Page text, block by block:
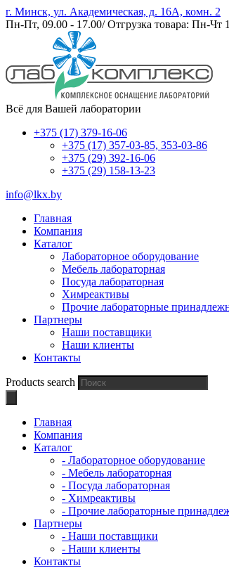
г. Минск, ул. Академическая, д. 16А, комн. 2
Пн-Пт, 09.00 - 17.00/ Отгрузка товара: Пн-Чт
Всё для Вашей лаборатории
+375 (17) 379-16-06
+375 (17) 357-03-85, 353-03-86
+375 (29) 392-16-06
+375 (29) 158-13-23
info@lkx.by
Главная
Компания
Каталог
Лабораторное оборудование
Мебель лабораторная
Посуда лабораторная
Химреактивы
Прочие лабораторные
Партнеры
Наши поставщики
Наши клиенты
Контакты
Products search
Главная
Компания
Каталог
- Лабораторное оборудование
- Мебель лабораторная
- Посуда лабораторная
- Химреактивы
- Прочие лабораторные
Партнеры
- Наши поставщики
- Наши клиенты
Контакты